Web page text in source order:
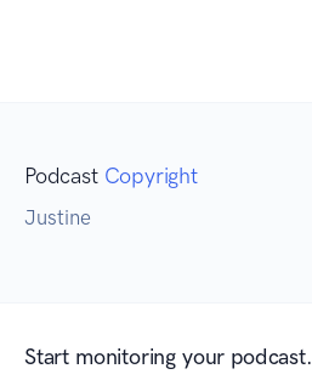
Podcast Copyright
Justine
Start monitoring your podcast.